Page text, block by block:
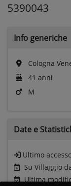
5390043
Info generiche
Cologna
41 anni
M
Date e
Ultimo
Su Villaggio
Ultima